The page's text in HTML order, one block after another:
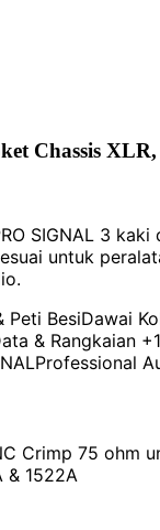
Chassis
SIGNAL 3 kaki
untuk
Peti BesiDawai
& Rangkaian
Professional
Crimp 75 ohm
& 1522A